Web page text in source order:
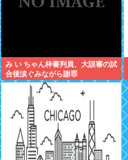
み い ちゃん枠審判員、大誤審の試
合後涙ぐみながら謝罪